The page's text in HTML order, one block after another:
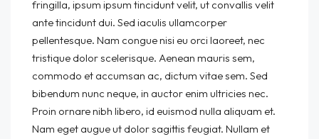
fringilla, ipsum ipsum tincidunt velit, ut convallis velit
ante tincidunt dui. Sed iaculis ullamcorper
pellentesque. Nam congue nisi eu orci laoreet, nec
tristique dolor scelerisque. Aenean mauris sem,
commodo et accumsan ac, dictum vitae sem. Sed
bibendum nunc neque, in auctor enim ultricies nec.
Proin ornare nibh libero, id euismod nulla aliquam et.
Nam eget augue ut dolor sagittis feugiat. Nullam et